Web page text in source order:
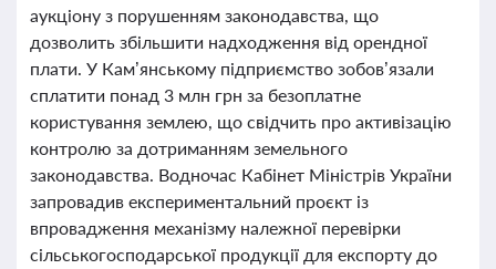
аукціону з порушенням законодавства, що
дозволить збільшити надходження від орендної
плати. У Кам’янському підприємство зобов’язали
сплатити понад 3 млн грн за безоплатне
користування землею, що свідчить про активізацію
контролю за дотриманням земельного
законодавства. Водночас Кабінет Міністрів України
запровадив експериментальний проєкт із
впровадження механізму належної перевірки
сільськогосподарської продукції для експорту до